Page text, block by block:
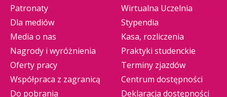
Patronaty
Dla mediów
Media o nas
Nagrody i wyróżnienia
Oferty pracy
Współpraca z zagranicą
Do pobrania
Wirtualna Uczelnia
Stypendia
Kasa, rozliczenia
Praktyki studenckie
Terminy zjazdów
Centrum dostępności
Deklaracja dostępności